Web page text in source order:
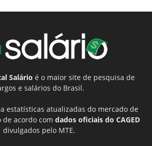
Salário é o maior site de pesquisa de
e salários do Brasil.
estatísticas atualizadas do mercado de
acordo com dados oficiais do CAGED
divulgados pelo MTE.